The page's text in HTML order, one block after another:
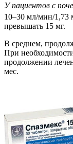
У пациентов с
10–30 мл/мин/1,73
превышать 15 мг.
В среднем,
При
продолжении
мес.